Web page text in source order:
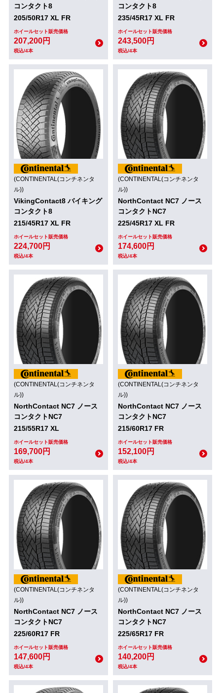
コンタクト8
205/50R17 XL FR
ホイールセット販売価格
207,200円
税込/4本
コンタクト8
235/45R17 XL FR
ホイールセット販売価格
243,500円
税込/4本
(CONTINENTAL(コンチネンタ
ル))
VikingContact8 バイキング
コンタクト8
215/45R17 XL FR
ホイールセット販売価格
224,700円
税込/4本
(CONTINENTAL(コンチネンタ
ル))
NorthContact NC7 ノース
コンタクトNC7
225/45R17 XL FR
ホイールセット販売価格
174,600円
税込/4本
(CONTINENTAL(コンチネンタ
ル))
NorthContact NC7 ノース
コンタクトNC7
215/55R17 XL
ホイールセット販売価格
169,700円
税込/4本
(CONTINENTAL(コンチネンタ
ル))
NorthContact NC7 ノース
コンタクトNC7
215/60R17 FR
ホイールセット販売価格
152,100円
税込/4本
(CONTINENTAL(コンチネンタ
ル))
NorthContact NC7 ノース
コンタクトNC7
225/60R17 FR
ホイールセット販売価格
147,600円
税込/4本
(CONTINENTAL(コンチネンタ
ル))
NorthContact NC7 ノース
コンタクトNC7
225/65R17 FR
ホイールセット販売価格
140,200円
税込/4本